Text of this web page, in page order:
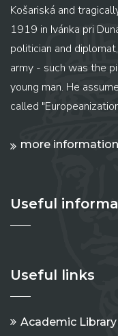
Košariská and
1919 in Ivánka pri
politician and
army - such was the
young man. He
called
more information
Useful
Useful links
Academic Library